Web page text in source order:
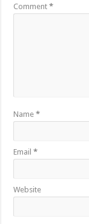
Comment*
Name*
Email*
Website